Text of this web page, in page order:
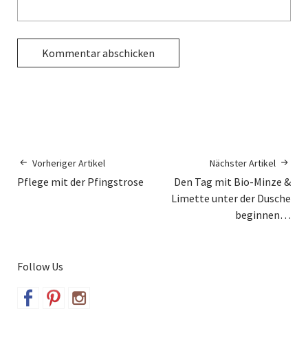
Vorheriger Artikel
Pflege mit der Pfingstrose
Nächster Artikel
Den Tag mit Bio-Minze &
Limette unter der Dusche
beginnen…
Follow Us